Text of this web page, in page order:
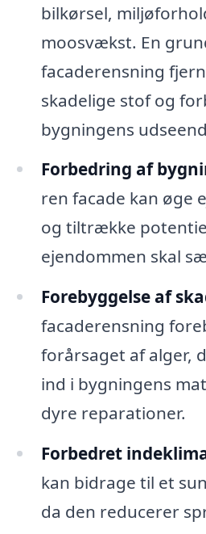
bilkørsel,
moosvækst. En
facaderensning
skadelige stof og
bygningens
Forbedring af
ren facade kan øge
og tiltrække
ejendommen skal
Forebyggelse af
facaderensning
forårsaget af alger,
ind i bygningens
dyre reparationer.
Forbedret
kan bidrage til et
da den reducerer